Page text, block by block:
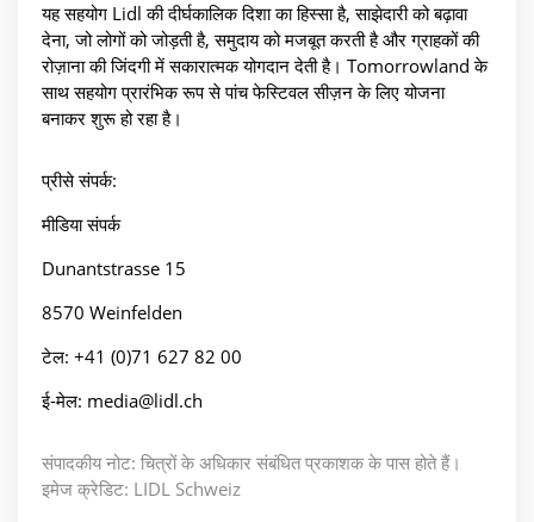
यह सहयोग Lidl की दीर्घकालिक दिशा का हिस्सा है, साझेदारी को बढ़ावा
देना, जो लोगों को जोड़ती है, समुदाय को मजबूत करती है और ग्राहकों की
रोज़ाना की जिंदगी में सकारात्मक योगदान देती है। Tomorrowland के
साथ सहयोग प्रारंभिक रूप से पांच फेस्टिवल सीज़न के लिए योजना
बनाकर शुरू हो रहा है।
प्रीसे संपर्क:
मीडिया संपर्क
Dunantstrasse 15
8570 Weinfelden
टेल: +41 (0)71 627 82 00
ई-मेल: media@lidl.ch
संपादकीय नोट: चित्रों के अधिकार संबंधित प्रकाशक के पास होते हैं।
इमेज क्रेडिट: LIDL Schweiz